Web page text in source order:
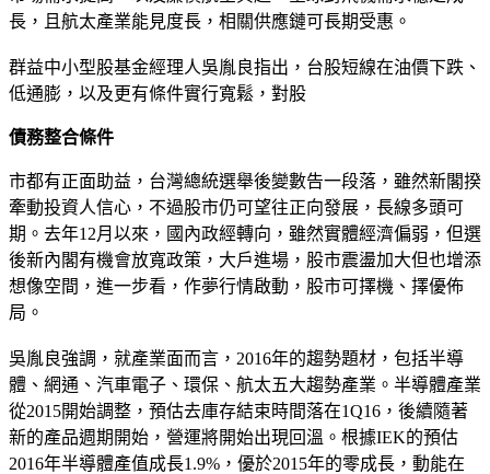
長，且航太產業能見度長，相關供應鏈可長期受惠。
群益中小型股基金經理人吳胤良指出，台股短線在油價下跌、
低通膨，以及更有條件實行寬鬆，對股
債務整合條件
市都有正面助益，台灣總統選舉後變數告一段落，雖然新閣揆
牽動投資人信心，不過股市仍可望往正向發展，長線多頭可
期。去年12月以來，國內政經轉向，雖然實體經濟偏弱，但選
後新內閣有機會放寬政策，大戶進場，股市震盪加大但也增添
想像空間，進一步看，作夢行情啟動，股市可擇機、擇優佈
局。
吳胤良強調，就產業面而言，2016年的趨勢題材，包括半導
體、網通、汽車電子、環保、航太五大趨勢產業。半導體產業
從2015開始調整，預估去庫存結束時間落在1Q16，後續隨著
新的產品週期開始，營運將開始出現回溫。根據IEK的預估
2016年半導體產值成長1.9%，優於2015年的零成長，動能在